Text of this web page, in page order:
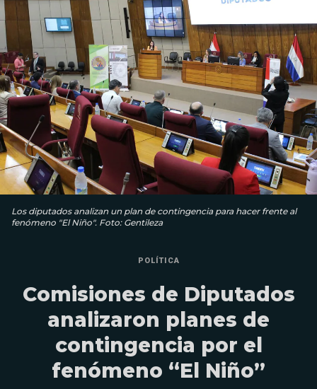
Los diputados analizan un plan de contingencia para hacer frente al
fenómeno "El Niño". Foto: Gentileza
POLÍTICA
Comisiones de Diputados
analizaron planes de
contingencia por el
fenómeno “El Niño”